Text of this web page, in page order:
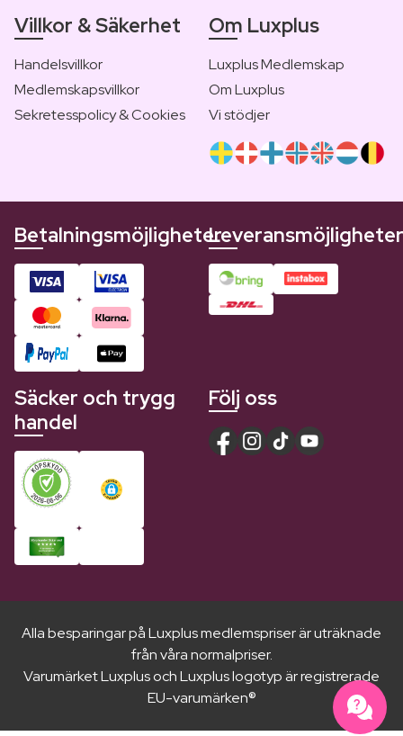
Villkor & Säkerhet
Handelsvillkor
Medlemskapsvillkor
Sekretesspolicy & Cookies
Om Luxplus
Luxplus Medlemskap
Om Luxplus
Vi stödjer
BetalningsmöjligheterLeveransmöjligheter
Säcker och trygg
handel
Följ oss
Alla besparingar på Luxplus medlemspriser är uträknade
från våra normalpriser.
Varumärket Luxplus och Luxplus logotyp är registrerade
EU-varumärken®